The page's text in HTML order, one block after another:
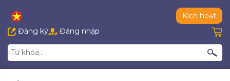
Kích hoạt
Đăng ký
Đăng nhập